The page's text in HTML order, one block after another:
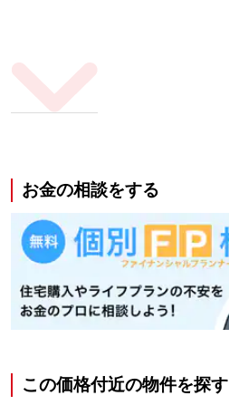
お金の相談をする
この価格付近の物件を探す